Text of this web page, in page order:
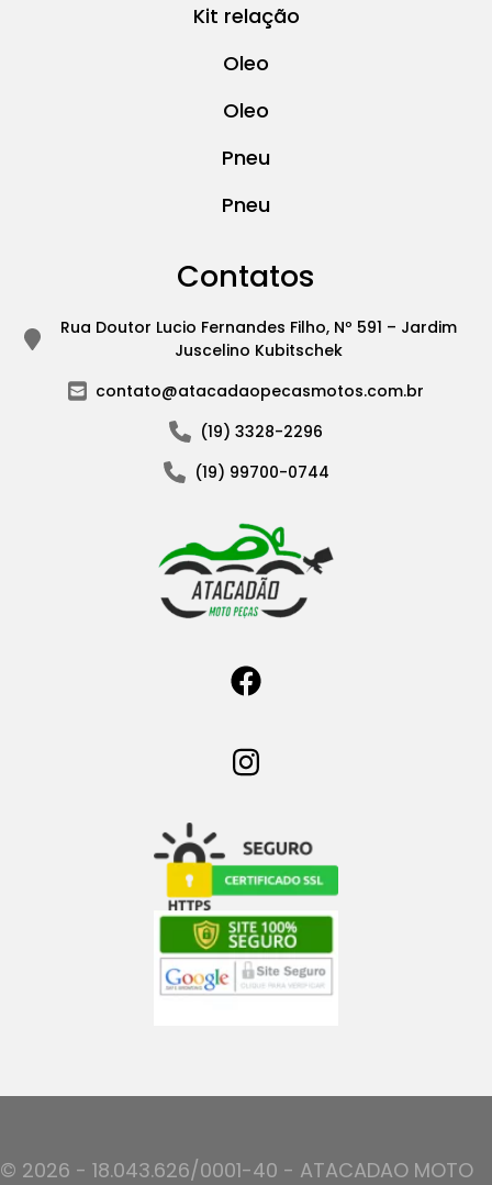
Kit relação
Oleo
Oleo
Pneu
Pneu
Contatos
Rua Doutor Lucio Fernandes Filho, Nº 591 – Jardim
Juscelino Kubitschek
contato@atacadaopecasmotos.com.br
(19) 3328-2296
(19) 99700-0744
© 2026 - 18.043.626/0001-40 - ATACADAO MOTO